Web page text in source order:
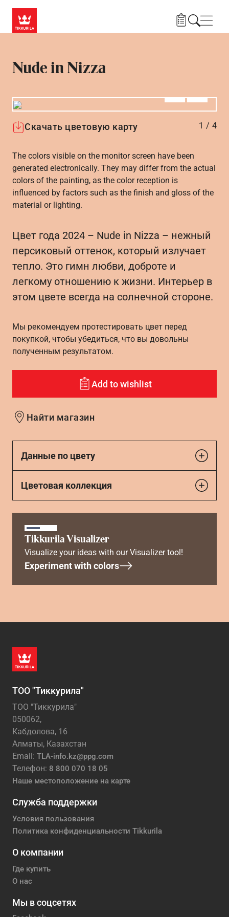
Nude in Nizza
Скачать цветовую карту 1 / 4
The colors visible on the monitor screen have been
generated electronically. They may differ from the actual
colors of the painting, as the color reception is
influenced by factors such as the finish and gloss of the
material or lighting.
Цвет года 2024 – Nude in Nizza – нежный
персиковый оттенок, который излучает
тепло. Это гимн любви, доброте и
легкому отношению к жизни. Интерьер в
этом цвете всегда на солнечной стороне.
Мы рекомендуем протестировать цвет перед
покупкой, чтобы убедиться, что вы довольны
полученным результатом.
Add to wishlist
Найти магазин
Данные по цвету
Цветовая коллекция
Tikkurila Visualizer
Visualize your ideas with our Visualizer tool!
Experiment with colors
ТОО "Тиккурила"
ТОО "Тиккурила"
050062,
Кабдолова, 16
Алматы, Казахстан
Email: TLA-info.kz@ppg.com
Телефон: 8 800 070 18 05
Наше местоположение на карте
Служба поддержки
Условия пользования
Политика конфиденциальности Tikkurila
О компании
Где купить
О нас
Мы в соцсетях